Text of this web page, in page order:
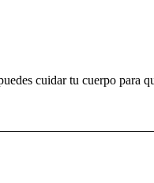
cuidar tu cuerpo para